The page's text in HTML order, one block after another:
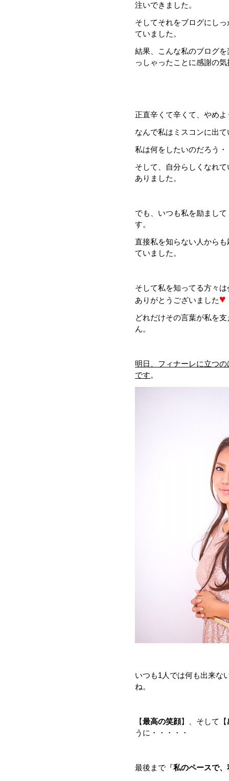
注いできました。
そしてそれをブログにし
ていました。
結果、こんな私のブログ
っしゃったことに感謝の
正直辛くて辛くて、やめ
なんで私はミスコンに出
私は何をしたいのだろう
そして、自分らしくなれ
ありました。
でも、いつも私を励まし
す。
直接私を知らない人から
ていました。
そして私を知ってる方々
ありがとうございました♥
どれだけその言葉が私を
ん。
明日、フィナーレに立つ
です。
いつも1人では何も出来な
ね。
【最高の笑顔】、そして【
うに・・・・・
最後まで『私のペースで、